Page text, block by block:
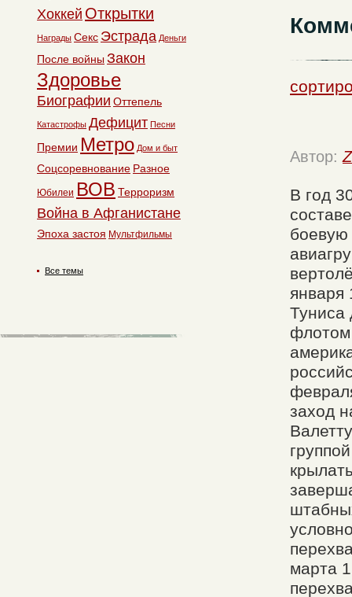
Автор:
В год
боевую
января
Туниса
флотом
заход
марта
Хоккей Открытки
Награды Секс Эстрада Деньги
После войны Закон
Здоровье
Биографии Оттепель
Катастрофы Дефицит Песни
Премии Метро Дом и быт
Соцсоревнование Разное
Юбилеи ВОВ Терроризм
Война в Афганистане
Эпоха застоя Мультфильмы
Все темы